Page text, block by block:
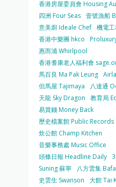
香港房屋委員會 Housing
四洲 Four Seas 壹號漁船
意美廚 Ideale Chef 機電
香港中樂團 hkco
惠而浦 Whirlpool
香港耆康老人福利會
馬百良 Ma Pak Leung
但馬屋 Tajimaya
八達通
天龍 Sky Dragon
教育局
易賞錢 Money Back
歷史檔案館 Public Records
炊公館 Champ Kitchen
音樂事務處 Music Office
頭條日報 Headline Daily
Suning 蘇寧
八方雲集
史雲生 Swanson
大館 Tai